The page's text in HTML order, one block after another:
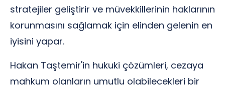
stratejiler geliştirir ve müvekkillerinin haklarının
korunmasını sağlamak için elinden gelenin en
iyisini yapar.
Hakan Taştemir'in hukuki çözümleri, cezaya
mahkum olanların umutlu olabilecekleri bir